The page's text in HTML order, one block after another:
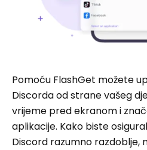
Pomoću FlashGet možete
Discorda od strane vašeg
vrijeme pred ekranom i
aplikacije. Kako biste
Discord razumno razdoblje,